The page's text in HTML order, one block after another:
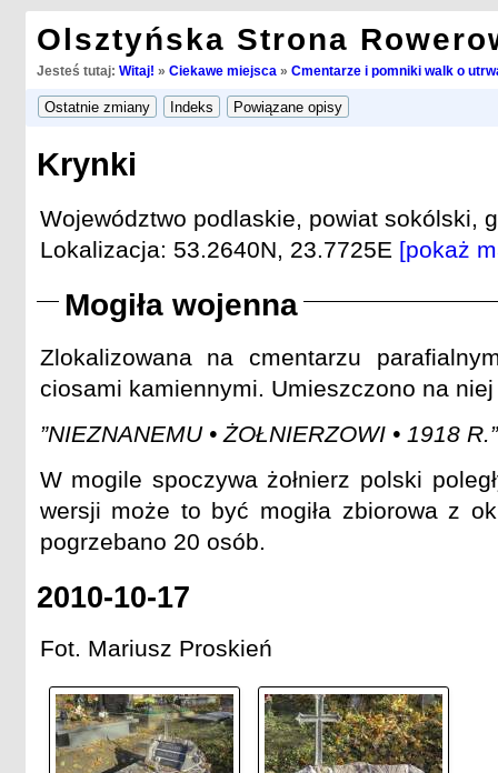
Olsztyńska Strona
Jesteś tutaj: Witaj! » Ciekawe miejsca » Cmentarze i pomniki walk o
Krynki
Województwo podlaskie, powiat sokólski,
Lokalizacja: 53.2640N, 23.7725E [pokaż
Mogiła wojenna
Zlokalizowana na cmentarzu
ciosami kamiennymi. Umieszczono na
”NIEZNANEMU • ŻOŁNIERZOWI • 1918 R.”
W mogile spoczywa żołnierz polski
wersji może to być mogiła zbiorowa z
pogrzebano 20 osób.
2010-10-17
Fot. Mariusz Proskień